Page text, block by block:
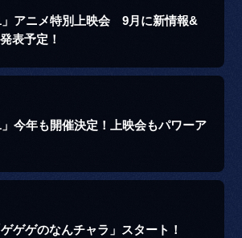
」アニメ特別上映会 9月に新情報&
表予定！
」今年も開催決定！上映会もパワーア
ゲゲのなんチャラ」スタート！